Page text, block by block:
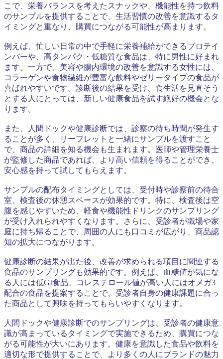
こで、栄養バランスを考えたスナックや、機能性を持つ飲料
のサンプルを提供することで、生活習慣の改善を意識するタ
イミングと重なり、購買につながる可能性が高まります。
例えば、忙しい日常の中で手軽に栄養補給ができるプロテイ
ンバーや、高タンパク・低糖質な食品は、特に男性に好まれ
ます。一方で、美容や腸内環境の改善を意識する女性には、
コラーゲンや食物繊維が豊富な飲料やゼリータイプの食品が
喜ばれやすいです。診断後の結果を受け、食生活を見直そう
とする人にとっては、新しい健康食品を試す絶好の機会とな
ります。
また、人間ドックや健康診断では、診察の待ち時間が発生す
ることが多く、リーフレットと一緒にサンプルを渡すこと
で、商品の詳細を知る機会も生まれます。医師や管理栄養士
が監修した商品であれば、より高い信頼を得ることができ、
安心感を持って試してもらえます。
サンプルの配布タイミングとしては、受付時や診察前の待合
室、検査後の休憩スペースが効果的です。特に、検査後は空
腹を感じやすいため、軽食や機能性ドリンクのサンプリング
が受け入れられやすくなります。さらに、受診者が職場や家
庭に持ち帰ることで、周囲の人にも口コミが広がり、商品認
知の拡大につながります。
健康診断の結果が出た後、改善が求められる項目に関連する
食品のサンプリングも効果的です。例えば、血糖値が気にな
る人には低GI食品、コレステロール値が高い人にはオメガ3
配合の食品を提案することで、受診者自身の健康課題に合っ
た商品として興味を持ってもらいやすくなります。
人間ドックや健康診断でのサンプリングは、受診者の健康意
識が高まっているタイミングで実施できるため、購買につな
がる可能性が大いにあります。健康を意識した食品や飲料を
適切な形で提供することで、より多くの人にブランドの魅力